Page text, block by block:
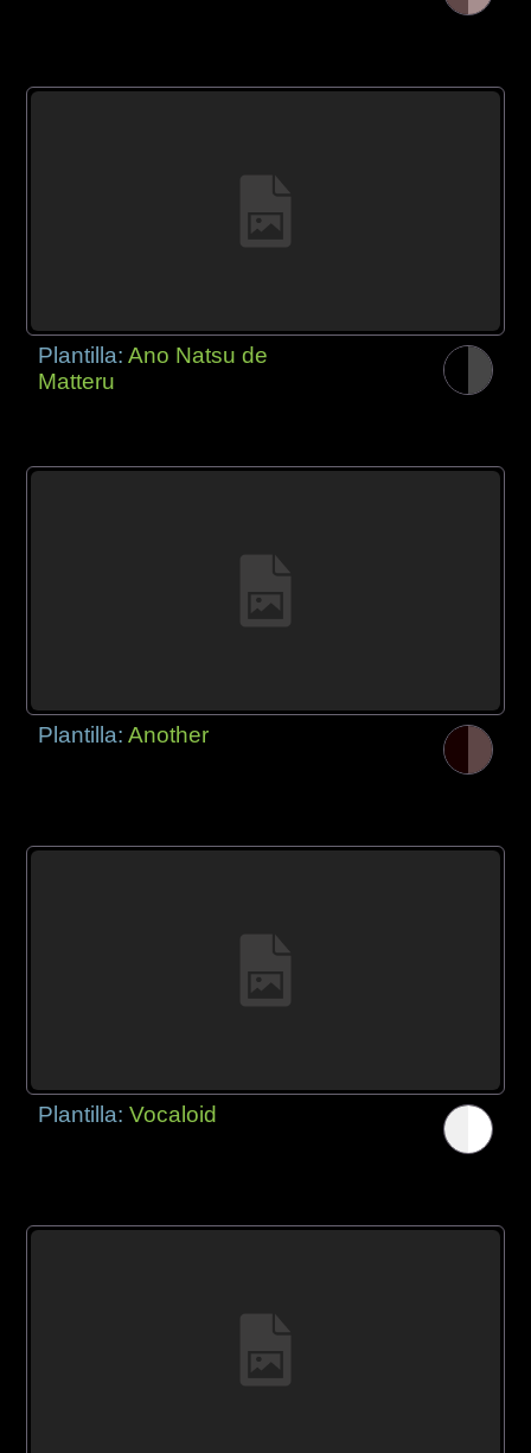
Plantilla:Ano Natsu de
Matteru
Plantilla:Another
Plantilla:Vocaloid